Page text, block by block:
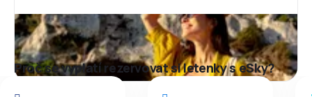
Proč se vyplatí rezervovat si letenky s eSky?